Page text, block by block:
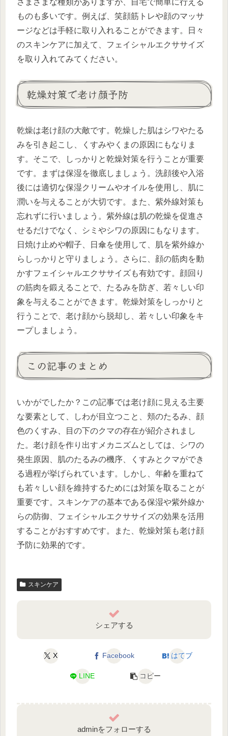
さまざまな種類がありますが、自宅で簡単に行える
ものも多いです。例えば、笑顔筋トレや顔のマッサ
ージなどは手軽に取り入れることができます。日々
のスキンケアに加えて、フェイシャルエクササイズ
を取り入れてみてください。
乾燥対策で老け顔予防
乾燥は老け顔の大敵です。乾燥した肌はシワやたる
みを引き起こし、くすみやくまの原因にもなりま
す。そこで、しっかりと乾燥対策を行うことが重要
です。まずは保湿を徹底しましょう。洗顔後や入浴
後には適切な保湿クリームやオイルを使用し、肌に
潤いを与えることが大切です。また、紫外線対策も
忘れずに行いましょう。紫外線は肌の乾燥を促進さ
せるだけでなく、シミやシワの原因にもなります。
日焼け止めや帽子、日傘を使用して、肌を紫外線か
らしっかりと守りましょう。さらに、顔の筋肉を動
かすフェイシャルエクササイズも有効です。顔回り
の筋肉を鍛えることで、たるみを防ぎ、若々しい印
象を与えることができます。乾燥対策をしっかりと
行うことで、老け顔から脱却し、若々しい印象をキ
ープしましょう。
この記事のまとめ
いかがでしたか？この記事では老け顔に見える主要
な要素として、しわが目立つこと、頬のたるみ、顔
色のくすみ、目の下のクマの存在が紹介されまし
た。老け顔を作り出すメカニズムとしては、シワの
発生原因、肌のたるみの機序、くすみとクマができ
る過程が挙げられています。しかし、年齢を重ねて
も若々しい顔を維持するためには対策を取ることが
重要です。スキンケアの基本である保湿や紫外線か
らの防御、フェイシャルエクササイズの効果を活用
することがおすすめです。また、乾燥対策も老け顔
予防に効果的です。
スキンケア
シェアする
X Facebook はてブ
LINE コピー
adminをフォローする